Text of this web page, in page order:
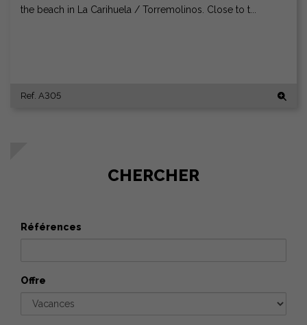
the beach in La Carihuela / Torremolinos. Close to t...
Ref. A305
CHERCHER
Références
Offre